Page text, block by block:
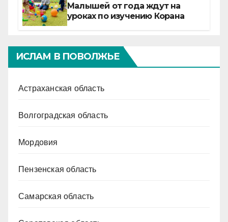
Малышей от года ждут на
уроках по изучению Корана
ИСЛАМ В ПОВОЛЖЬЕ
Астраханская область
Волгоградская область
Мордовия
Пензенская область
Самарская область